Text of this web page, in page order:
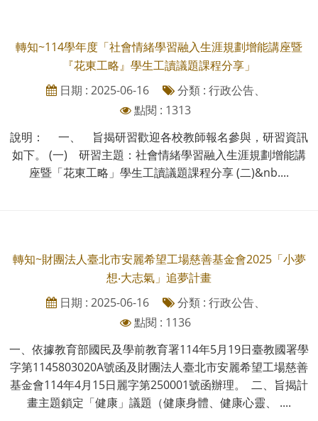
轉知~114學年度「社會情緒學習融入生涯規劃增能講座暨
『花東工略』學生工讀議題課程分享」
日期 : 2025-06-16
分類 : 行政公告、
點閱 : 1313
說明： 一、 旨揭研習歡迎各校教師報名參與，研習資訊
如下。 (一) 研習主題：社會情緒學習融入生涯規劃增能講
座暨「花東工略」學生工讀議題課程分享 (二)&nb....
轉知~財團法人臺北市安麗希望工場慈善基金會2025「小夢
想‧大志氣」追夢計畫
日期 : 2025-06-16
分類 : 行政公告、
點閱 : 1136
一、依據教育部國民及學前教育署114年5月19日臺教國署學
字第1145803020A號函及財團法人臺北市安麗希望工場慈善
基金會114年4月15日麗字第250001號函辦理。 二、旨揭計
畫主題鎖定「健康」議題（健康身體、健康心靈、 ....